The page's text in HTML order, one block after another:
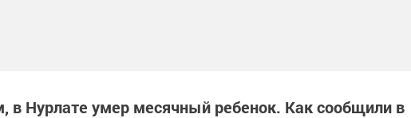
в Нурлате умер месячный ребенок. Как сообщили в